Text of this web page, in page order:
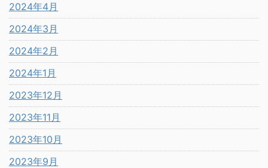
2024年4月
2024年3月
2024年2月
2024年1月
2023年12月
2023年11月
2023年10月
2023年9月